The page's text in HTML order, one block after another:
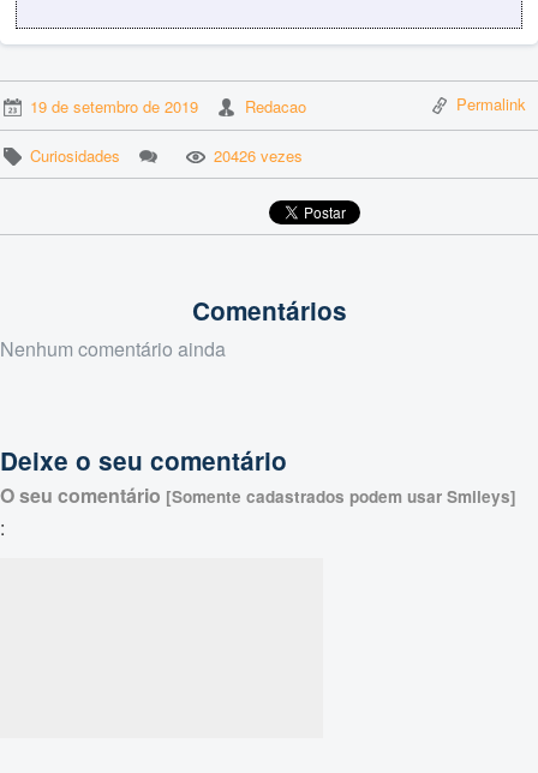
19 de setembro de 2019 Redacao Permalink
Curiosidades 20426 vezes
Comentários
Nenhum comentário ainda
Deixe o seu comentário
O seu comentário [Somente cadastrados podem usar Smileys]
: